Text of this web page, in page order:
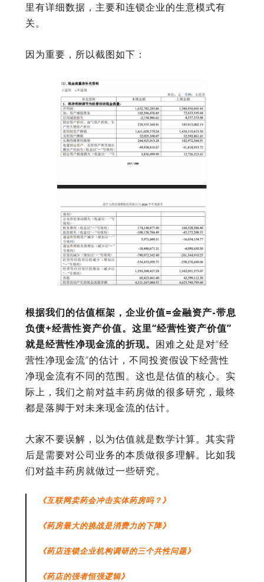
里有详细数据，主要和连锁企业的生意模式有
关。
因为重要，所以截图如下：
根据我们的估值框架，企业价值=金融资产-带息
负债+经营性资产价值。这里“经营性资产价值”
就是经营性净现金流的折现。 困难之处是对“经
营性净现金流”的估计，不同投资假设下经营性
净现金流有不同的范围。这也是估值的核心。实
际上，我们之前对益丰药房做的很多研究，最终
都是落脚于对未来现金流的估计。
大家不要误解，以为估值就是数学计算。其实背
后是需要对公司业务的本质做很多理解。比如我
们对益丰药房就做过一些研究。
《互联网卖药会冲击实体药房吗？》
《药房最大的挑战是消费力的下降》
《药店连锁企业机构调研的三个共性问题》
《药店的强者恒强逻辑》